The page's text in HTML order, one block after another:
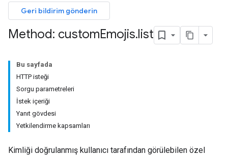
Geri bildirim gönderin
Method: customEmojis.list
Bu sayfada
HTTP isteği
Sorgu parametreleri
İstek içeriği
Yanıt gövdesi
Yetkilendirme kapsamları
Kimliği doğrulanmış kullanıcı tarafından görülebilen özel